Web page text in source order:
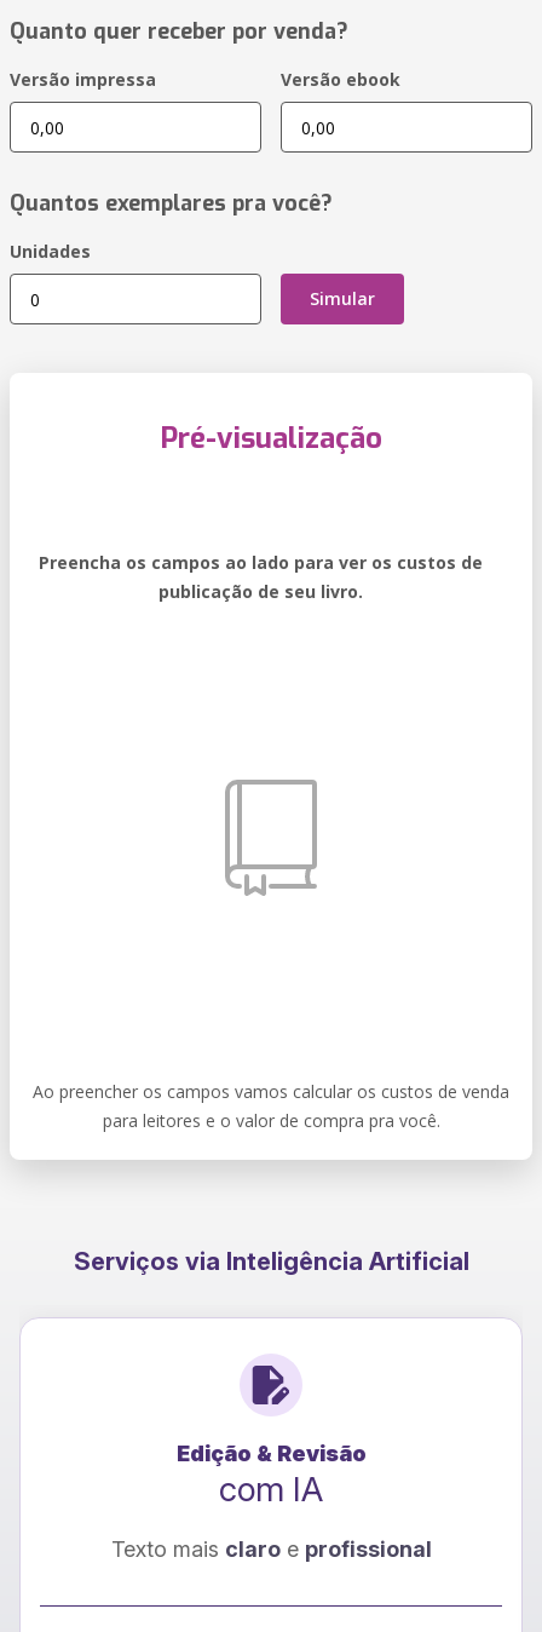
Quanto quer receber por venda?
Versão impressa Versão ebook
Quantos exemplares pra você?
Unidades
Simular
Pré-visualização
Preencha os campos ao lado para ver os custos de
publicação de seu livro.
Ao preencher os campos vamos calcular os custos de venda
para leitores e o valor de compra pra você.
Serviços via Inteligência Artificial
Edição & Revisão
com IA
Texto mais claroe profissional